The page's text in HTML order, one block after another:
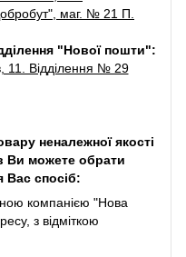
маг. № 21 П.
"Нової пошти":
11. Відділення № 29
неналежної якості
Ви можете обрати
Вас спосіб:
компанією "Нова
з відміткою